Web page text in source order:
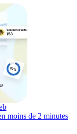
moins de 2 minutes